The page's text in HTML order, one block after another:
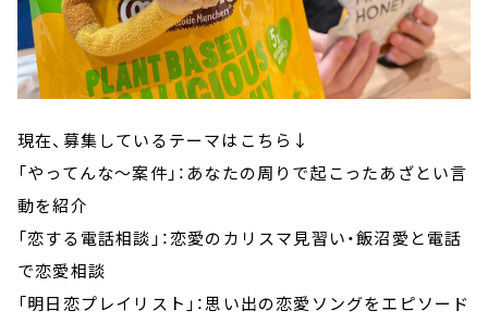
現在、募集しているテーマはこちら↓
「やってんな～案件」：あなたの周りで起こったあざとい言
動を紹介
「恋する電話相談」：恋愛のカリスマ見習い・飯沼愛と電話
で恋愛相談
「明日恋プレイリスト」：思い出の恋愛ソングをエピソード